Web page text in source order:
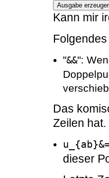
Ausgabe
Kann mir
"&&":
Das
Zeilen hat.
dieser